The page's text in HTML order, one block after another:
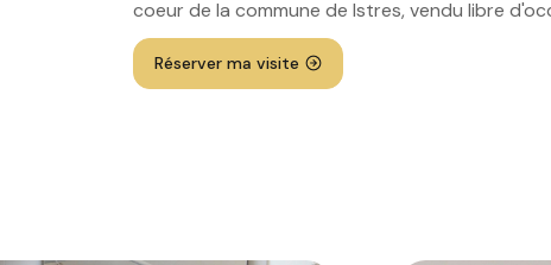
coeur de la commune de Istres, vendu libre
Réserver ma visite